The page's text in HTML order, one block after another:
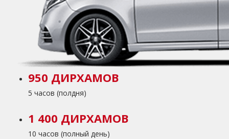
950 ДИРХАМОВ
5 часов (полдня)
1 400 ДИРХАМОВ
10 часов (полный день)